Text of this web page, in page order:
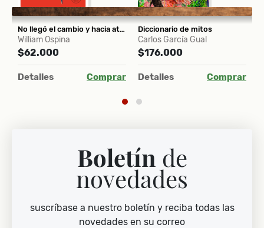
No llegó el cambio y hacia atrás asustan
William Ospina
$62.000
Detalles Comprar
Diccionario de mitos
Carlos García Gual
$176.000
Detalles Comprar
Boletín de
novedades
suscríbase a nuestro boletín y reciba todas las
novedades en su correo